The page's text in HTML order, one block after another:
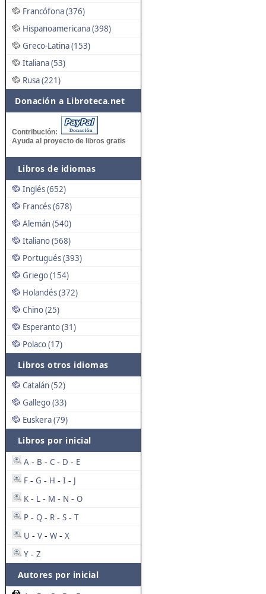
Francófona (376)
Hispanoamericana (398)
Greco-Latina (153)
Italiana (53)
Rusa (221)
Donación a Libroteca.net
Contribución:
Ayuda al proyecto de libros gratis
Libros de idiomas
Inglés (652)
Francés (678)
Alemán (540)
Italiano (568)
Portugués (393)
Griego (154)
Holandés (372)
Chino (25)
Esperanto (31)
Polaco (17)
Libros otros idiomas
Catalán (52)
Gallego (33)
Euskera (79)
Libros por inicial
A - B - C - D - E
F - G - H - I - J
K - L - M - N - O
P - Q - R - S - T
U - V - W - X
Y - Z
Autores por inicial